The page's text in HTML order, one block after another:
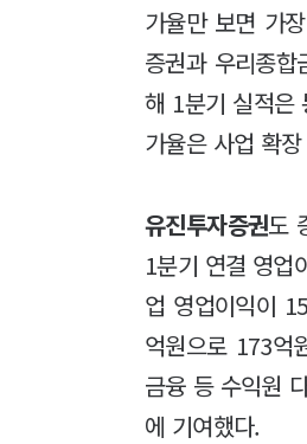
가율만 보면 가
증권과 우리종
해 1분기 실적은
가율은 사업 확
유진투자증권도
1분기 연결 영업
업 영업이익이
억원으로 173억
금융 등 수익원
에 기여했다.